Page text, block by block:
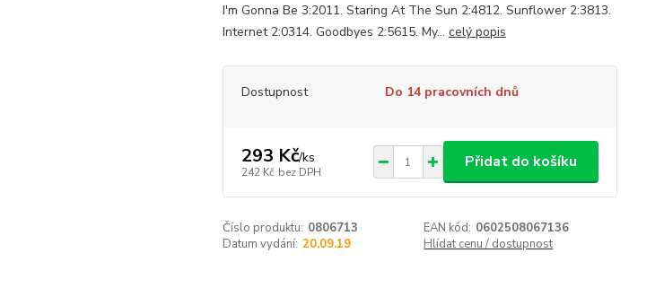
I'm Gonna Be 3:2011. Staring At The Sun 2:4812. Sunflower 2:3813.
Internet 2:0314. Goodbyes 2:5615. My... celý popis
Dostupnost Do 14 pracovních dnů
293 Kč/ks
242 Kč bez DPH
Přidat do košíku
Číslo produktu: 0806713 EAN kód: 0602508067136
Datum vydání: 20.09.19 Hlídat cenu / dostupnost